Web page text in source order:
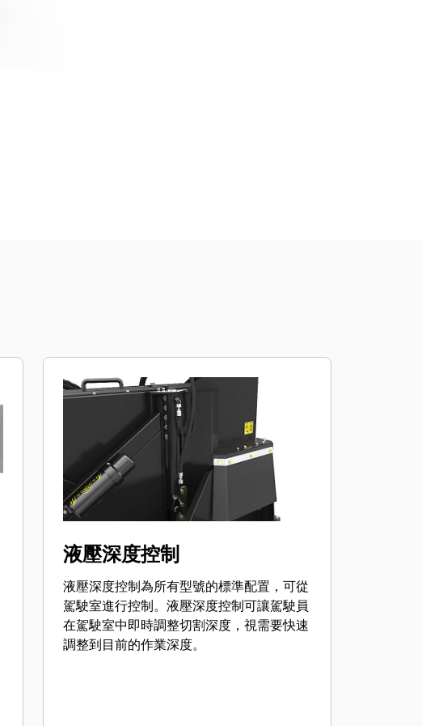
液壓深度控制
液壓深度控制為所有型號的標準配置，可從
駕駛室進行控制。液壓深度控制可讓駕駛員
在駕駛室中即時調整切割深度，視需要快速
調整到目前的作業深度。